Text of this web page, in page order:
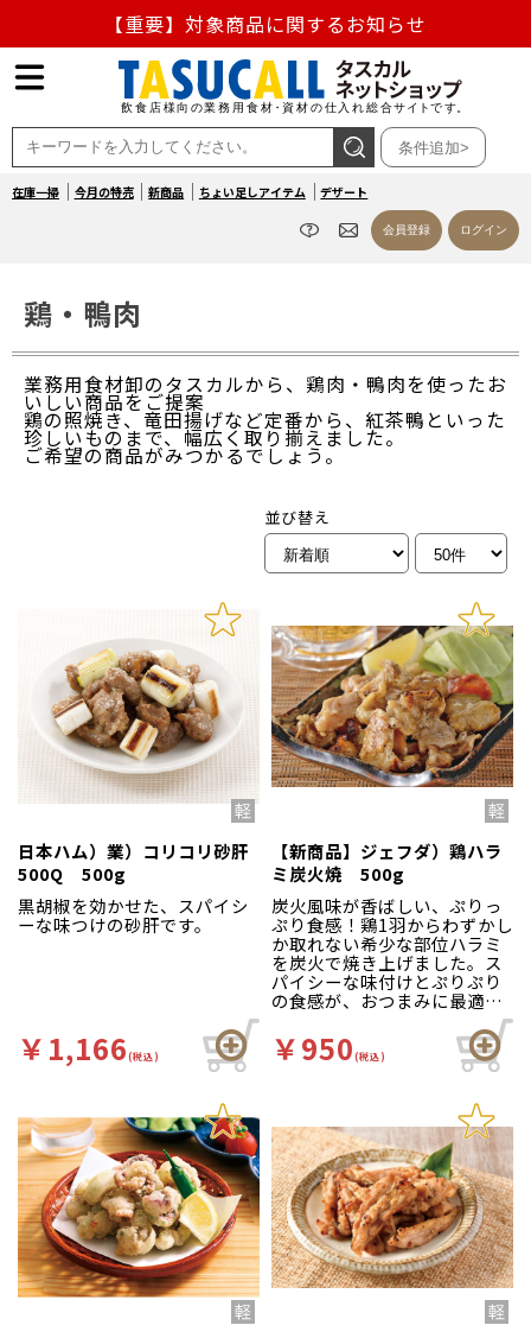
【重要】熊本地震の影響による商品出荷停止のお知らせ
熊本県熊本地方を震源とする地震の影響によるお荷物のお
届け遅延について
お盆の営業について
【重要】対象商品に関するお知らせ
条件追加>
在庫一掃 今月の特売 新商品 ちょい足しアイテム デザート
会員登録 ログイン
鶏・鴨肉
業務用食材卸のタスカルから、鶏肉・鴨肉を使ったお
いしい商品をご提案
鶏の照焼き、竜田揚げなど定番から、紅茶鴨といった
珍しいものまで、幅広く取り揃えました。
ご希望の商品がみつかるでしょう。
並び替え
日本ハム）業）コリコリ砂肝
500Q 500g
黒胡椒を効かせた、スパイシ
ーな味つけの砂肝です。
￥1,166(税込)
【新商品】ジェフダ）鶏ハラ
ミ炭火焼 500g
炭火風味が香ばしい、ぷりっ
ぷり食感！鶏1羽からわずかし
か取れない希少な部位ハラミ
を炭火で焼き上げました。ス
パイシーな味付けとぷりぷり
の食感が、おつまみに最適で
￥950(税込)